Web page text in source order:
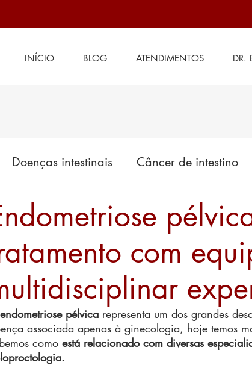
INÍCIO BLOG ATENDIMENTOS DR.
Doenças intestinais Câncer de intestino
Novidades em tratamento Cirurgia
inflamatórias Doenças anais
com
endometriose pélvica representa um dos grandes
associada apenas à ginecologia, hoje temos
como está relacionado com diversas